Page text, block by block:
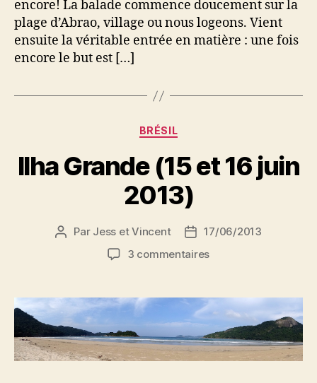
encore! La balade commence doucement sur la
plage d’Abrao, village ou nous logeons. Vient
ensuite la véritable entrée en matière : une fois
encore le but est […]
Catégories
BRÉSIL
Ilha Grande (15 et 16 juin
2013)
Auteur
Par Jess et Vincent
Date
de
17/06/2013
3 commentairessur
(15
et
16
juin
2013)